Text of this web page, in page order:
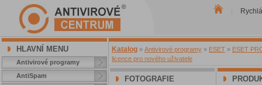
HLAVNÍ MENU
Antivirové programy
AntiSpam
Katalog » Antivirové programy » ESET » ESET
licence pro nového uživatele
FOTOGRAFIE